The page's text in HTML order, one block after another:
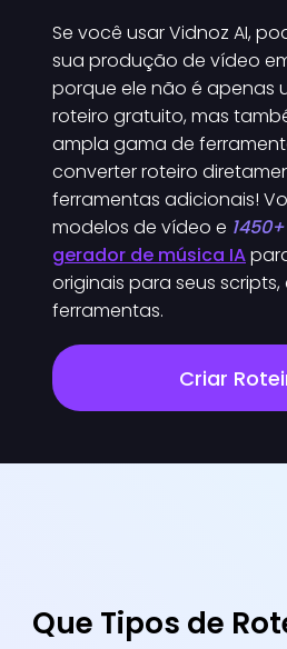
Se você usar Vidnoz AI,
sua produção de vídeo
porque ele não é apenas
roteiro gratuito, mas
ampla gama de
converter roteiro
ferramentas adicionais!
modelos de vídeo e 1450+
gerador de música IA
originais para seus
ferramentas.
Criar
Que Tipos de